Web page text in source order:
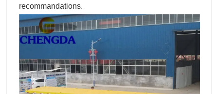
recommandations.